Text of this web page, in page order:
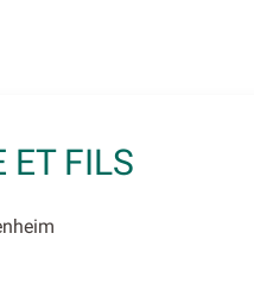
ET FILS